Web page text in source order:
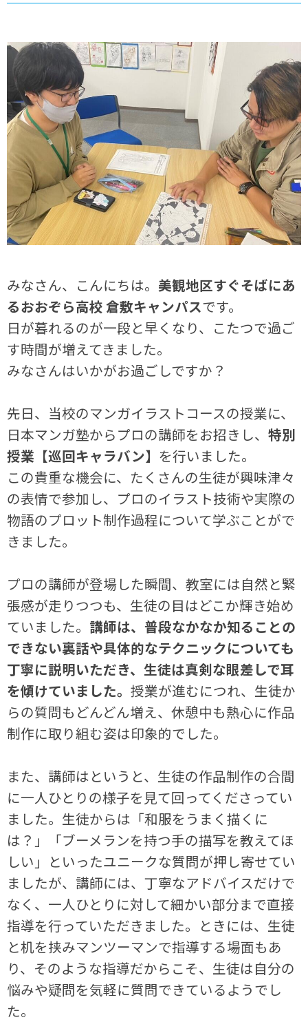
みなさん、こんにちは。 美観地区すぐそばにあ
るおおぞら高校 倉敷キャンパスです。
日が暮れるのが一段と早くなり、こたつで過ご
す時間が増えてきました。
みなさんはいかがお過ごしですか？
先日、当校のマンガイラストコースの授業に、
日本マンガ塾からプロの講師をお招きし、特別
授業【巡回キャラバン】 を行いました。
この貴重な機会に、たくさんの生徒が興味津々
の表情で参加し、プロのイラスト技術や実際の
物語のプロット制作過程について学ぶことがで
きました。
プロの講師が登場した瞬間、教室には自然と緊
張感が走りつつも、生徒の目はどこか輝き始め
ていました。 講師は、普段なかなか知ることの
できない裏話や具体的なテクニックについても
丁寧に説明いただき、生徒は真剣な眼差しで耳
を傾けていました。授業が進むにつれ、生徒か
らの質問もどんどん増え、休憩中も熱心に作品
制作に取り組む姿は印象的でした。
また、講師はというと、生徒の作品制作の合間
に一人ひとりの様子を見て回ってくださってい
ました。生徒からは「和服をうまく描くに
は？」「ブーメランを持つ手の描写を教えてほ
しい」といったユニークな質問が押し寄せてい
ましたが、講師には、丁寧なアドバイスだけで
なく、一人ひとりに対して細かい部分まで直接
指導を行っていただきました。ときには、生徒
と机を挟みマンツーマンで指導する場面もあ
り、そのような指導だからこそ、生徒は自分の
悩みや疑問を気軽に質問できているようでし
た。